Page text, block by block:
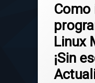
Como
Linux
¡Sin
juegos
lutris